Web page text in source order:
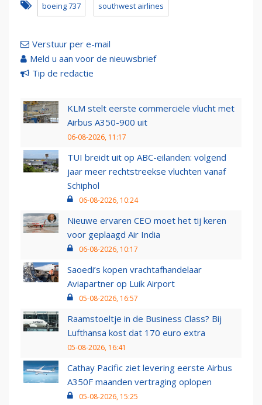
boeing 737 southwest airlines
Verstuur per e-mail
Meld u aan voor de nieuwsbrief
Tip de redactie
KLM stelt eerste commerciële vlucht met
Airbus A350-900 uit
06-08-2026, 11:17
TUI breidt uit op ABC-eilanden: volgend
jaar meer rechtstreekse vluchten vanaf
Schiphol
06-08-2026, 10:24
Nieuwe ervaren CEO moet het tij keren
voor geplaagd Air India
06-08-2026, 10:17
Saoedi’s kopen vrachtafhandelaar
Aviapartner op Luik Airport
05-08-2026, 16:57
Raamstoeltje in de Business Class? Bij
Lufthansa kost dat 170 euro extra
05-08-2026, 16:41
Cathay Pacific ziet levering eerste Airbus
A350F maanden vertraging oplopen
05-08-2026, 15:25